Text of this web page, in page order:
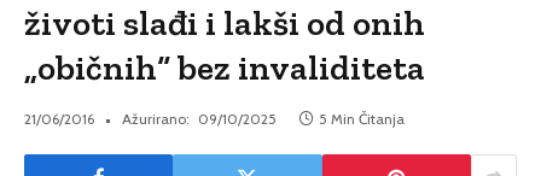
životi slađi i lakši od onih
„običnih“ bez invaliditeta
21/06/2016 Ažurirano: 09/10/2025 5 Min Čitanja